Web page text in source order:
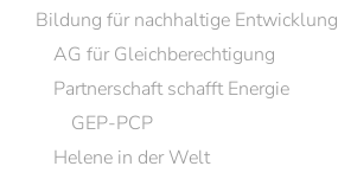
Bildung für nachhaltige Entwicklung
AG für Gleichberechtigung
Partnerschaft schafft Energie
GEP-PCP
Helene in der Welt